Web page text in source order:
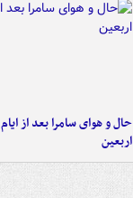
حال و هوای سامرا بعد از ایام
اربعین